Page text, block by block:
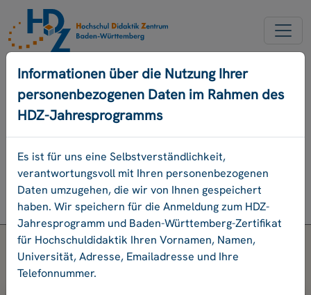
NEW ACCOUNT
FORGOT OUR PASSWORD
DEUTSCH
Program
Login
Informationen über die Nutzung Ihrer
personenbezogenen Daten im Rahmen des
HDZ-Jahresprogramms
Es ist für uns eine Selbstverständlichkeit,
verantwortungsvoll mit Ihren personenbezogenen
Daten umzugehen, die wir von Ihnen gespeichert
haben. Wir speichern für die Anmeldung zum HDZ-
Jahresprogramm und Baden-Württemberg-Zertifikat
für Hochschuldidaktik Ihren Vornamen, Namen,
Universität, Adresse, Emailadresse und Ihre
Telefonnummer.